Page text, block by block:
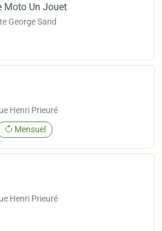
Moto Un Jouet
George Sand
Henri Prieuré
Mensuel
Henri Prieuré